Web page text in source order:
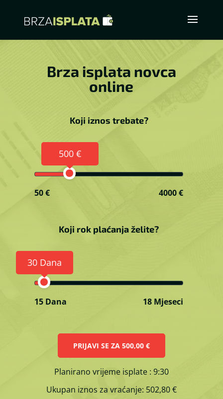
Brza isplata novca
online
Koji iznos trebate?
500 €
50 € 4000 €
Koji rok plaćanja želite?
30 Dana
15 Dana 18 Mjeseci
PRIJAVI SE ZA 500,00 €
Planirano vrijeme isplate : 9:30
Ukupan iznos za vraćanje: 502,80 €